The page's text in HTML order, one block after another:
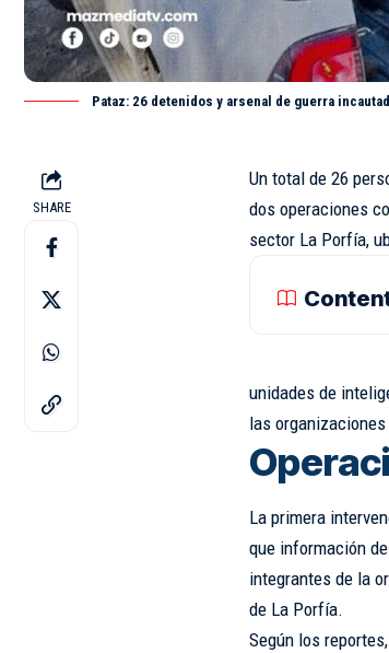
Pataz: 26 detenidos y arsenal de guerra
SHARE
Un total de 26
dos operaciones
sector La Porfía,
unidades de
las
La primera
que información
integrantes de la
de La Porfía.
Según los